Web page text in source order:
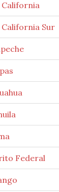
California
California Sur
Federal